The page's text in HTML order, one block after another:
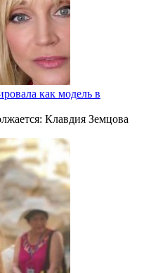
как модель в
Клавдия Земцова